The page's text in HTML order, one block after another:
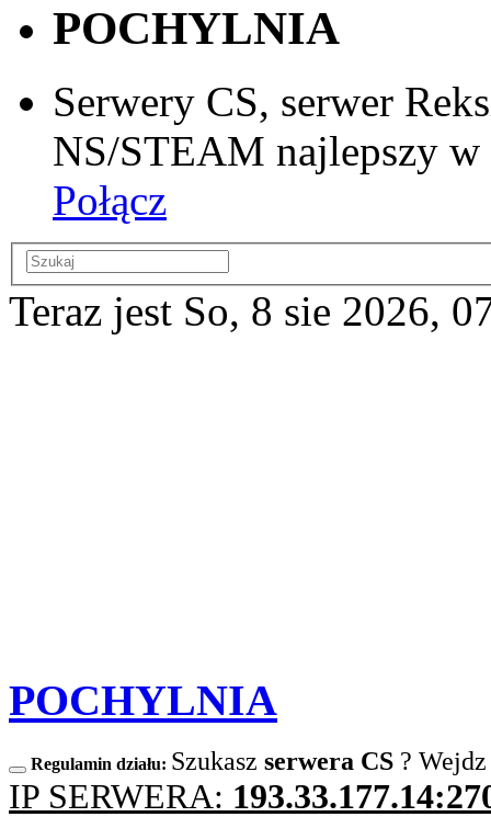
POCHYLNIA
Serwery CS, serwer
NS/STEAM najlepszy
Połącz
Teraz jest So, 8 sie 2026,
POCHYLNIA
Regulamin działu: Szukasz serwera CS ?
IP SERWERA: